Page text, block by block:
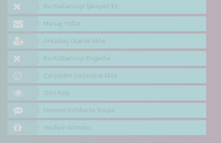
Bu Kullanıcıyı Şikayet Et
Mesaj Yolla
Arkadaş Olarak Ekle
Bu Kullanıcıyı Engelle
Çarpıldım Listesine Ekle
Göz Kırp
Hemen Sohbete Başla
Hediye Gönder